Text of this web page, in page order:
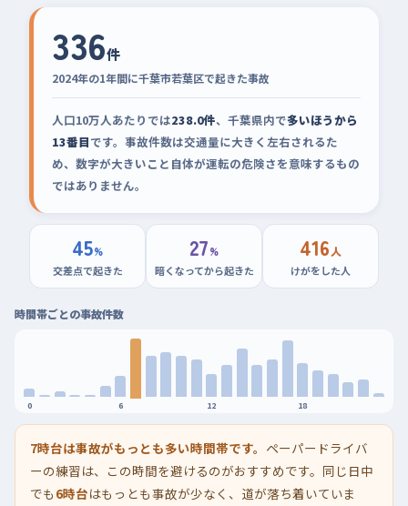
336件
2024年の1年間に千葉市若葉区で起きた事故
人口10万人あたりでは238.0件、千葉県内で多いほうから
13番目です。事故件数は交通量に大きく左右されるた
め、数字が大きいこと自体が運転の危険さを意味するもの
ではありません。
45%
交差点で起きた
27%
暗くなってから起きた
416人
けがをした人
時間帯ごとの事故件数
0 6 12 18
7時台は事故がもっとも多い時間帯です。 ペーパードライバ
ーの練習は、この時間を避けるのがおすすめです。同じ日中
でも 6時台はもっとも事故が少なく、道が落ち着いていま